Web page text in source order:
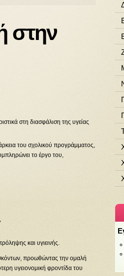
στην
στη διασφάλιση της υγείας
του σχολικού προγράμματος,
το έργο του,
και υγιεινής.
προωθώντας την ομαλή
υγειονομική φροντίδα του